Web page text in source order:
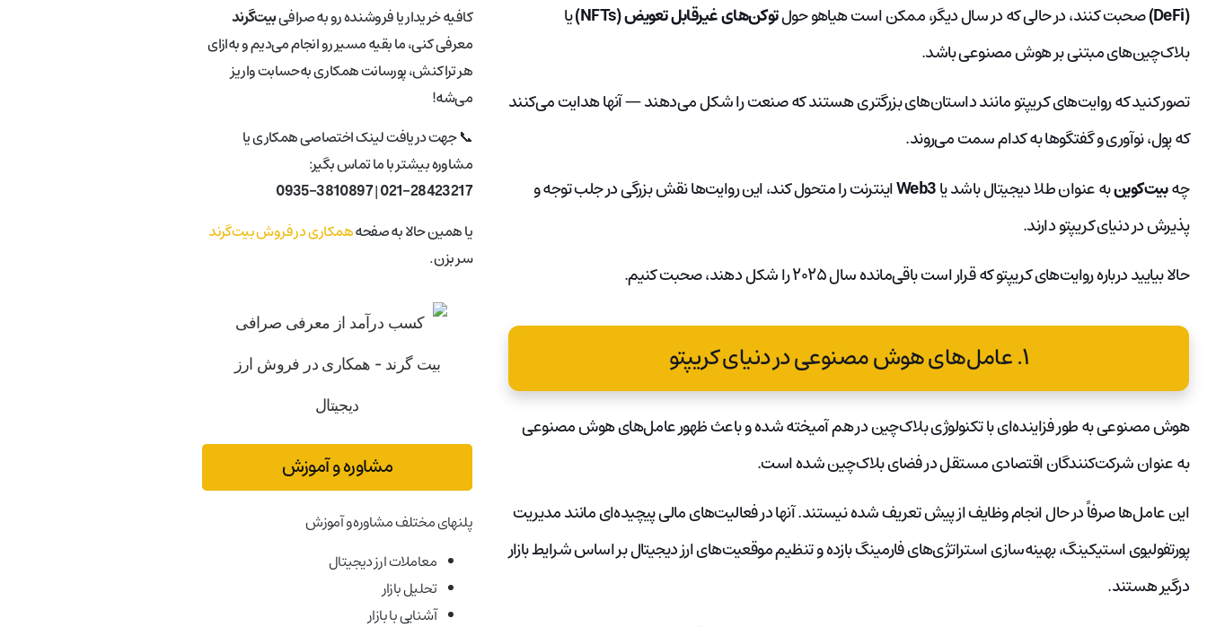
(DeFi)
صحبت کنند، در حالی که در سال دیگر، ممکن است هیاهو حولتوکن‌های غیرقابل تعویض (NFTs)
یا
بلاک‌چین‌های مبتنی بر هوش مصنوعی باشد.
تصور کنید که روایت‌های کریپتو مانند داستان‌های بزرگتری هستند که صنعت را شکل می‌دهند — آنها هدایت می‌کنند
که پول، نوآوری و گفتگوها به کدام سمت می‌روند.
چهبیت‌کوینبه عنوان طلا دیجیتال باشد یاWeb3اینترنت را متحول کند، این روایت‌ها نقش بزرگی در جلب توجه و
پذیرش در دنیای کریپتو دارند.
حالا بیایید درباره روایت‌های کریپتو که قرار است باقی‌مانده سال ۲۰۲۵ را شکل دهند، صحبت کنیم.
۱. عامل‌های هوش مصنوعی در دنیای کریپتو
هوش مصنوعی به طور فزاینده‌ای با تکنولوژی بلاک‌چین در هم آمیخته شده و باعث ظهور عامل‌های هوش مصنوعی
به عنوان شرکت‌کنندگان اقتصادی مستقل در فضای بلاک‌چین شده است.
این عامل‌ها صرفاً در حال انجام وظایف از پیش تعریف شده نیستند. آنها در فعالیت‌های مالی پیچیده‌ای مانند مدیریت
پورتفولیوی استیکینگ، بهینه‌سازی استراتژی‌های فارمینگ بازده و تنظیم موقعیت‌های ارز دیجیتال بر اساس شرایط بازار
درگیر هستند.
کافیه خریدار یا فروشنده رو به صرافیبیت‌گرند
معرفی کنی، ما بقیه مسیر رو انجام می‌دیم و به‌ازای
هر تراکنش، پورسانت همکاری به‌حسابت واریز
می‌شه!
📞 جهت دریافت لینک اختصاصی همکاری یا
مشاوره بیشتر با ما تماس بگیر:
021-28423217
|
0935-3810897
یا همین حالا به صفحههمکاری در فروش بیت‌گرند
سر بزن.
مشاوره و آموزش
پلنهای مختلف مشاوره و آموزش
معاملات ارز دیجیتال
تحلیل بازار
آشنایی با بازار